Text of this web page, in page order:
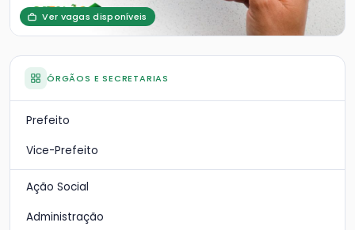
Ver vagas disponíveis
ÓRGÃOS E SECRETARIAS
Prefeito
Vice-Prefeito
Ação Social
Administração